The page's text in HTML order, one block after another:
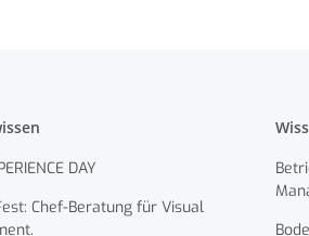
DAY
Chef-Beratung für Visual